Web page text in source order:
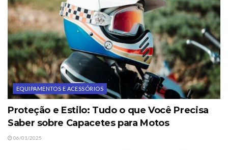
EQUIPAMENTOS E ACESSÓRIOS
Proteção e Estilo: Tudo o que Você Precisa
Saber sobre Capacetes para Motos
06/01/2025